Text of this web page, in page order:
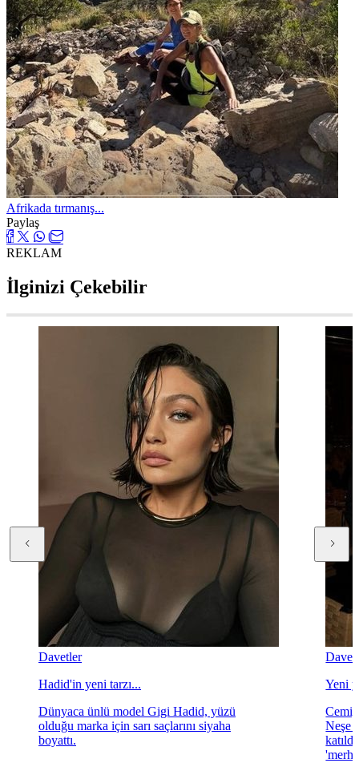
Afrikada tırmanış...
Paylaş
REKLAM
İlginizi Çekebilir
Davetler
Hadid'in yeni tarzı...
Dünyaca ünlü model Gigi Hadid, yüzü
olduğu marka için sarı saçlarını siyaha
boyattı.
Yeni
Neşe